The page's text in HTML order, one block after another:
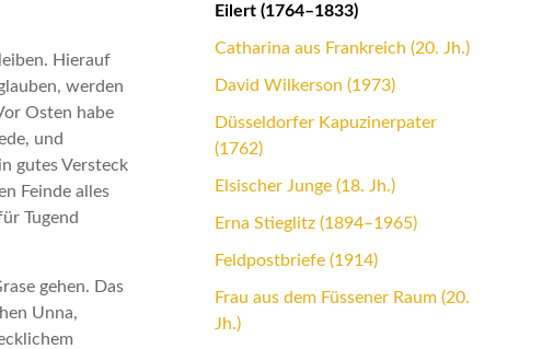
Hierauf
werden
Osten habe
und
gutes Versteck
Feinde alles
Tugend
gehen. Das
Unna,
Eilert (1764–1833)
Catharina aus Frankreich (20. Jh.)
David Wilkerson (1973)
Düsseldorfer Kapuzinerpater
(1762)
Elsischer Junge (18. Jh.)
Erna Stieglitz (1894–1965)
Feldpostbriefe (1914)
Frau aus dem Füssener Raum (20.
Jh.)